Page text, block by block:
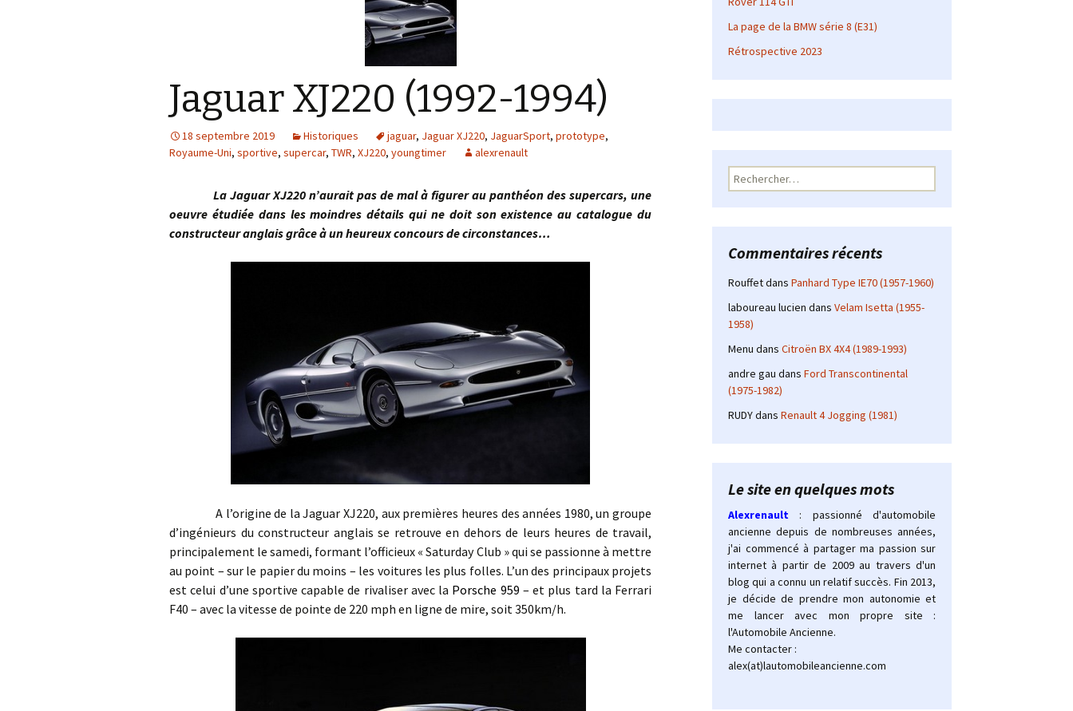
Jaguar XJ220 (1992-1994)
18 septembre 2019 Historiques jaguar, Jaguar XJ220, JaguarSport, prototype,
Royaume-Uni, sportive, supercar, TWR, XJ220, youngtimer alexrenault
La Jaguar XJ220 n’aurait pas de mal à figurer au panthéon des supercars, une
oeuvre étudiée dans les moindres détails qui ne doit son existence au catalogue du
constructeur anglais grâce à un heureux concours de circonstances…
A l’origine de la Jaguar XJ220, aux premières heures des années 1980, un groupe
d’ingénieurs du constructeur anglais se retrouve en dehors de leurs heures de travail,
principalement le samedi, formant l’officieux « Saturday Club » qui se passionne à mettre
au point – sur le papier du moins – les voitures les plus folles. L’un des principaux projets
est celui d’une sportive capable de rivaliser avec la Porsche 959 – et plus tard la Ferrari
F40 – avec la vitesse de pointe de 220 mph en ligne de mire, soit 350km/h.
La page de la BMW série 8 (E31)
Rétrospective 2023
Rechercher :
Commentaires récents
Rouffetdans Panhard Type IE70 (1957-1960)
laboureau lucien dans Velam Isetta (1955-
1958)
Menu dans Citroën BX 4X4 (1989-1993)
andre gau dans Ford Transcontinental
(1975-1982)
RUDYdans Renault 4 Jogging (1981)
Le site en quelques mots
Alexrenault
: passionné d'automobile
ancienne depuis de nombreuses années,
j'ai commencé à partager ma passion sur
internet à partir de 2009 au travers d'un
blog qui a connu un relatif succès. Fin 2013,
je décide de prendre mon autonomie et
me lancer avec mon propre site :
l'Automobile Ancienne.
Me contacter :
alex(at)lautomobileancienne.com